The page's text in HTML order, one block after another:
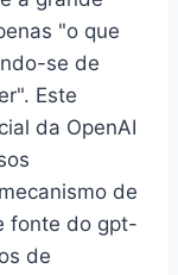
"o que
se de
Este
da OpenAI
de
fonte do gpt-
de